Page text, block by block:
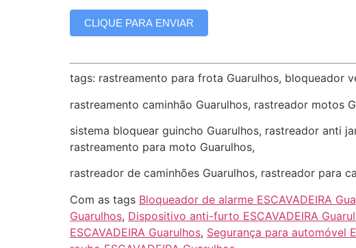
CLIQUE PARA ENVIAR
tags: rastreamento para frota Guarulhos, bloqueador
rastreamento caminhão Guarulhos, rastreador motos
sistema bloquear guincho Guarulhos, rastreador anti
rastreamento para moto Guarulhos,
rastreador de caminhões Guarulhos, rastreador para
Com as tags Bloqueador de alarme ESCAVADEIRA
Guarulhos, Dispositivo anti-furto ESCAVADEIRA
ESCAVADEIRA Guarulhos, Segurança para automóvel